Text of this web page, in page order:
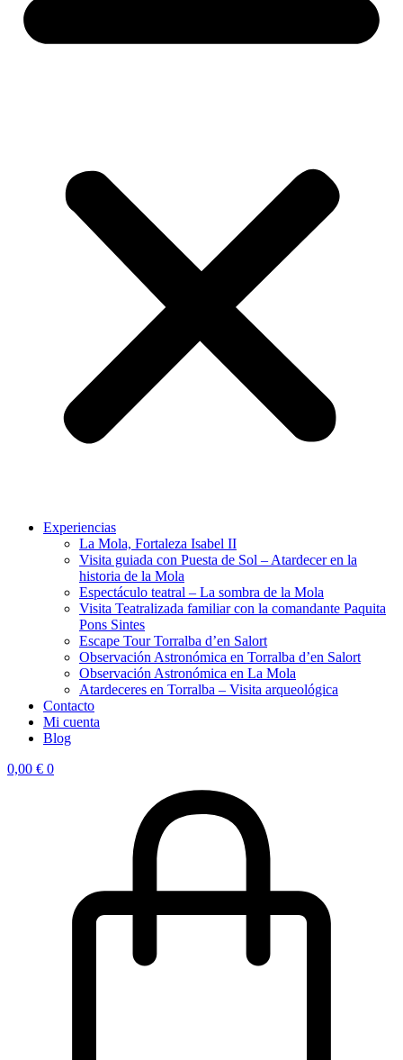
Experiencias
La Mola, Fortaleza Isabel II
Visita guiada con Puesta de Sol – Atardecer en la
historia de la Mola
Espectáculo teatral – La sombra de la Mola
Visita Teatralizada familiar con la comandante Paquita
Pons Sintes
Escape Tour Torralba d’en Salort
Observación Astronómica en Torralba d’en Salort
Observación Astronómica en La Mola
Atardeceres en Torralba – Visita arqueológica
Contacto
Mi cuenta
Blog
0,00 € 0